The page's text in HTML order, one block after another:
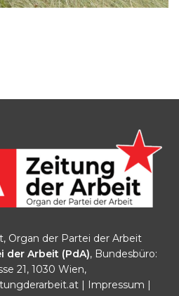
Organ der Partei der Arbeit
der Arbeit (PdA), Bundesbüro:
21, 1030 Wien,
| Impressum |